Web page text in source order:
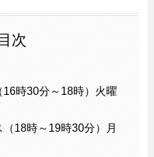
目次
時30分～18時）火曜
18時～19時30分）月